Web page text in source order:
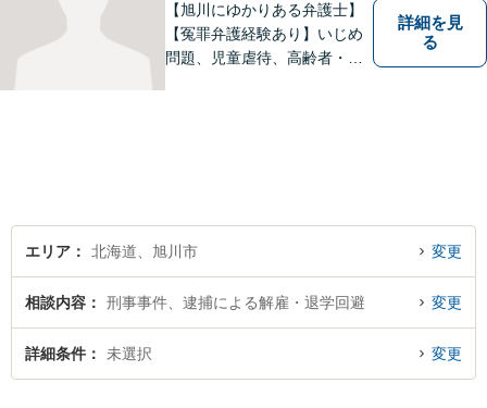
【旭川にゆかりある弁護士】
【冤罪弁護経験あり】いじめ
問題、児童虐待、高齢者・障
リー】
詳細を見
る
エリア 北海道、旭川市 変更
相談内容 刑事事件、逮捕による解雇・退学回避 変更
詳細条件 未選択 変更